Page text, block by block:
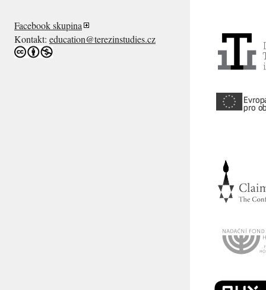
Facebook skupina
Kontakt: education@terezinstudies.cz